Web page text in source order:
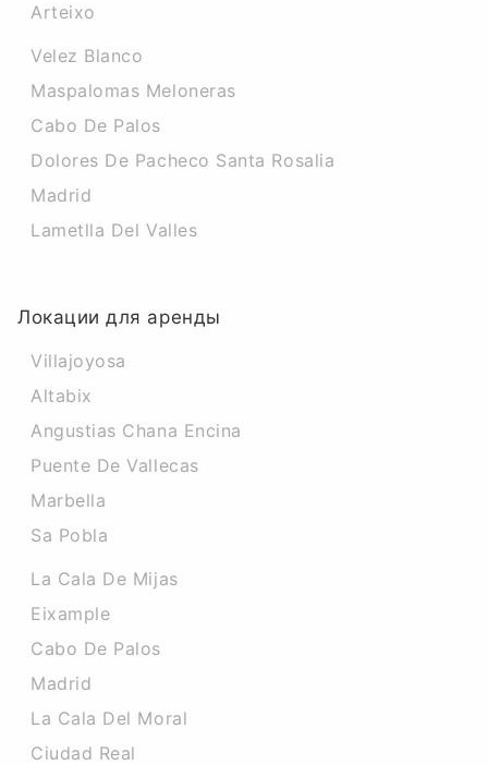
Arteixo
Velez Blanco
Maspalomas Meloneras
Cabo De Palos
Dolores De Pacheco Santa Rosalia
Madrid
Lametlla Del Valles
Локации для аренды
Villajoyosa
Altabix
Angustias Chana Encina
Puente De Vallecas
Marbella
Sa Pobla
La Cala De Mijas
Eixample
Cabo De Palos
Madrid
La Cala Del Moral
Ciudad Real